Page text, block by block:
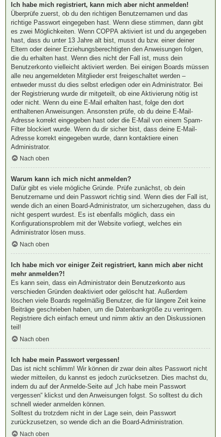
Ich habe mich registriert, kann mich aber nicht anmelden!
Überprüfe zuerst, ob du den richtigen Benutzernamen und das
richtige Passwort eingegeben hast. Wenn diese stimmen, dann gibt
es zwei Möglichkeiten. Wenn COPPA aktiviert ist und du angegeben
hast, dass du unter 13 Jahre alt bist, musst du bzw. einer deiner
Eltern oder deiner Erziehungsberechtigten den Anweisungen folgen,
die du erhalten hast. Wenn dies nicht der Fall ist, muss dein
Benutzerkonto vielleicht aktiviert werden. Bei einigen Boards müssen
alle neu angemeldeten Mitglieder erst freigeschaltet werden –
entweder musst du dies selbst erledigen oder ein Administrator. Bei
der Registrierung wurde dir mitgeteilt, ob eine Aktivierung nötig ist
oder nicht. Wenn du eine E-Mail erhalten hast, folge den dort
enthaltenen Anweisungen. Ansonsten prüfe, ob du deine E-Mail-
Adresse korrekt eingegeben hast oder die E-Mail von einem Spam-
Filter blockiert wurde. Wenn du dir sicher bist, dass deine E-Mail-
Adresse korrekt eingegeben wurde, dann kontaktiere einen
Administrator.
Nach oben
Warum kann ich mich nicht anmelden?
Dafür gibt es viele mögliche Gründe. Prüfe zunächst, ob dein
Benutzername und dein Passwort richtig sind. Wenn dies der Fall ist,
wende dich an einen Board-Administrator, um sicherzugehen, dass du
nicht gesperrt wurdest. Es ist ebenfalls möglich, dass ein
Konfigurationsproblem mit der Website vorliegt, welches ein
Administrator lösen muss.
Nach oben
Ich habe mich vor einiger Zeit registriert, kann mich aber nicht
mehr anmelden?!
Es kann sein, dass ein Administrator dein Benutzerkonto aus
verschieden Gründen deaktiviert oder gelöscht hat. Außerdem
löschen viele Boards regelmäßig Benutzer, die für längere Zeit keine
Beiträge geschrieben haben, um die Datenbankgröße zu verringern.
Registriere dich einfach erneut und nimm aktiv an den Diskussionen
teil!
Nach oben
Ich habe mein Passwort vergessen!
Das ist nicht schlimm! Wir können dir zwar dein altes Passwort nicht
wieder mitteilen, du kannst es jedoch zurücksetzen. Dies machst du,
indem du auf der Anmelde-Seite auf „Ich habe mein Passwort
vergessen“ klickst und den Anweisungen folgst. So solltest du dich
schnell wieder anmelden können.
Solltest du trotzdem nicht in der Lage sein, dein Passwort
zurückzusetzen, so wende dich an die Board-Administration.
Nach oben